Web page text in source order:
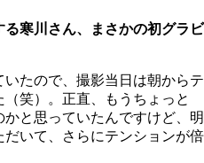
寒川さん、まさかの初グラビ
たので、撮影当日は朝からテ
笑）。正直、もうちょっと
かと思っていたんですけど、明
いて、さらにテンションが倍